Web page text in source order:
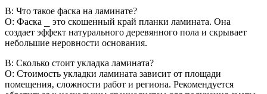
В: Что такое фаска на ламинате?
О: Фаска ⎯ это скошенный край планки ламината. Она
создает эффект натурального деревянного пола и скрывает
небольшие неровности основания.
В: Сколько стоит укладка ламината?
О: Стоимость укладки ламината зависит от площади
помещения‚ сложности работ и региона. Рекомендуется